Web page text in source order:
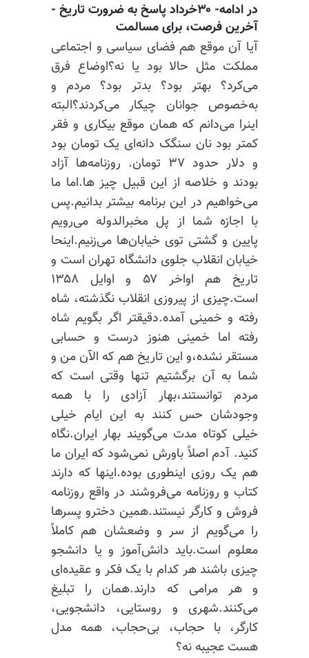
در ادامه- ۳۰خرداد پاسخ به ضرورت تاریخ -
آخرین فرصت، برای مسالمت
آیا آن موقع هم فضای سیاسی و اجتماعی
مملکت مثل حالا بود یا نه؟اوضاع فرق
می‌کرد؟ بهتر بود؟ بدتر بود؟ مردم و
به‌خصوص جوانان چیکار می‌کردند؟البته
اینرا می‌دانم که همان موقع بیکاری و فقر
کمتر بود نان سنگک دانه‌ای یک تومان بود
و دلار حدود ۳۷ تومان. روزنامه‌ها آزاد
بودند و خلاصه از این قبیل چیز ها.اما ما
می‌خواهیم در این برنامه بیشتر بدانیم.پس
با اجازه شما از پل مخبرالدوله می‌رویم
پایین و گشتی توی خیابان‌ها می‌زنیم.اینحا
خیابان انقلاب جلوی دانشگاه تهران است و
تاریخ هم اواخر ۵۷ و اوایل ۱۳۵۸
است.چیزی از پیروزی انقلاب نگذشته، شاه
رفته و خمینی آمده.دقیقتر اگر بگویم شاه
رفته اما خمینی هنوز درست و حسابی
مستقر نشده،و این تاریخ هم که الآن من و
شما به آن برگشتیم تنها وقتی است که
مردم توانستند،بهار آزادی را با همه
وجودشان حس کنند به این ایام خیلی
خیلی کوتاه مدت می‌گویند بهار ایران.نگاه
کنید. آدم اصلاً باورش نمی‌شود که ایران ما
هم یک روزی اینطوری بوده.اینها که دارند
کتاب و روزنامه می‌فروشند در واقع روزنامه
فروش و کارگر نیستند.همین دخترو پسرها
را می‌گویم از سر و وضعشان هم کاملاً
معلوم است.باید دانش‌آموز و یا دانشجو
چیزی باشند هر کدام با یک فکر و عقیده‌ای
و هر مرامی که دارند.همان را تبلیغ
می‌کنند.شهری و روستایی، دانشجویی،
کارگر، با حجاب، بی‌حجاب، همه مدل
هست عجیبه نه؟